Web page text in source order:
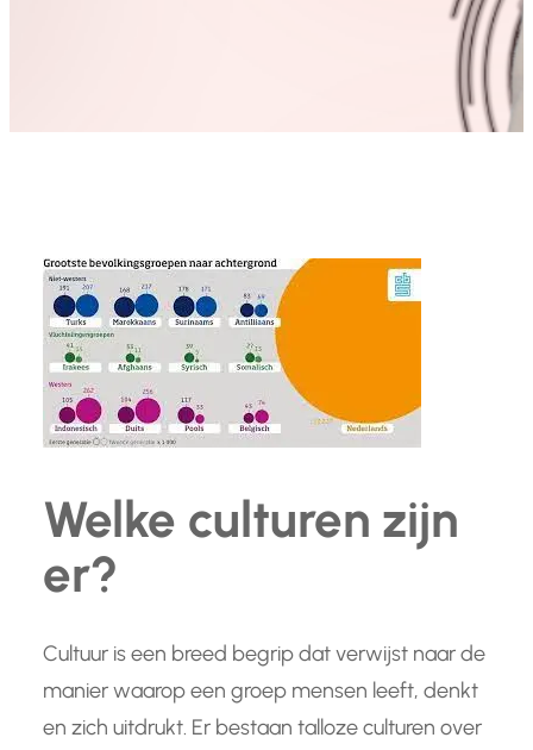
Welke culturen zijn
er?
Cultuur is een breed begrip dat verwijst naar de
manier waarop een groep mensen leeft, denkt
en zich uitdrukt. Er bestaan talloze culturen over